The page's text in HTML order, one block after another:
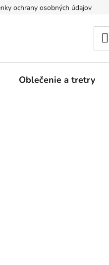
ochrany osobných údajov
Oblečenie a tretry